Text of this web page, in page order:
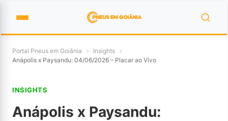
Portal Pneus em Goiânia » Insights »
Anápolis x Paysandu: 04/06/2026 – Placar ao Vivo
INSIGHTS
Anápolis x Paysandu: